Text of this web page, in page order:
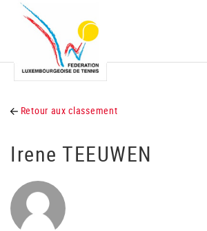
Retour aux classement
Irene TEEUWEN